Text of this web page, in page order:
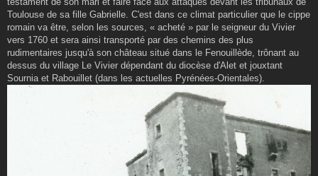
Toulouse de sa fille Gabrielle. C'est dans ce climat particulier que le cippe
romain va être, selon les sources, « acheté » par le seigneur du Vivier
vers 1760 et sera ainsi transporté par des chemins des plus
rudimentaires jusqu'à son château situé dans le Fenouillède, trônant au
dessus du village Le Vivier dépendant du diocèse d'Alet et jouxtant
Sournia et Rabouillet (dans les actuelles Pyrénées-Orientales).